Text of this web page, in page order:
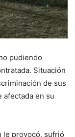
pudiendo
Situación
de sus
afectada en su
le provocó, sufrió